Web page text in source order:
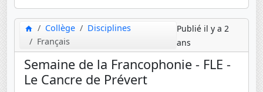
Collège
Disciplines
Français
Publié il y a 2
ans
Semaine de la Francophonie - FLE -
Le Cancre de Prévert